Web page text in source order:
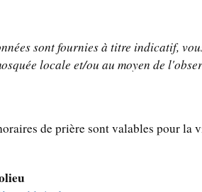
sont fournies à titre indicatif,
locale et/ou au moyen de
de prière sont valables pour la